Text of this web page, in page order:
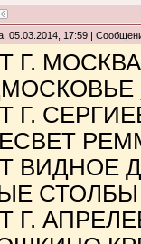
05.03.2014, 17:59 |
Г.
Г.
ВИДНОЕ
Г.